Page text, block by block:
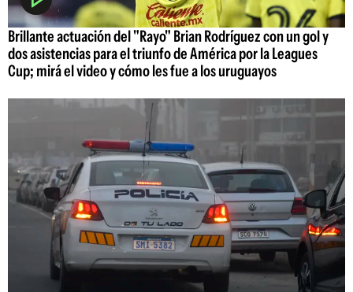
Brillante actuación del "Rayo" Brian Rodríguez con un gol y
dos asistencias para el triunfo de América por la Leagues
Cup; mirá el video y cómo les fue a los uruguayos